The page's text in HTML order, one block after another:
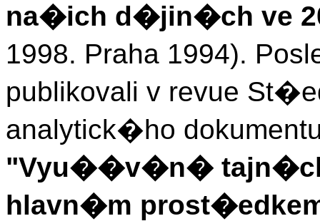
na�ich d�jin�ch ve
1998. Praha 1994).
publikovali v revue
analytick�ho
"Vyu��v�n�
hlavn�m